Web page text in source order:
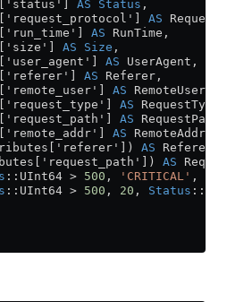
AS Status ,
AS
AS RunTime,
AS Size ,
AS UserAgent,
AS Referer,
AS RemoteUser,
AS RequestType,
AS RequestPath,
AS RemoteAddr,
AS
AS
::UInt64 > 500 , 'CRITICAL' ,
::UInt64 > 500 , 20 , Status